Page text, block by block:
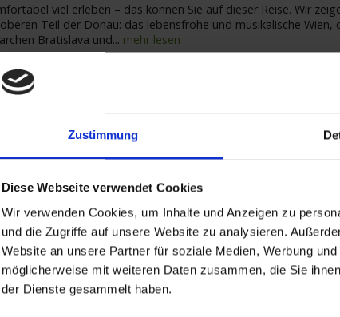
Zustimmung
Diese Webseite verwendet Cookies
Wir verwenden Cookies, um Inhalte und Anzeigen zu
und die Zugriffe auf unsere Website zu analysieren.
Website an unsere Partner für soziale Medien, Werbung
möglicherweise mit weiteren Daten zusammen, die Sie
der Dienste gesammelt haben.
viel erleben – das können Sie auf dieser Reise. Wir
Teil der Donau: das lebensfrohe und musikalische Wien,
Bratislava und... mehr lesen
sichern:
Ermäßigung
Rabatt im November-Special
50% reduziert
MS Maxima Leistungen Reisedokumente